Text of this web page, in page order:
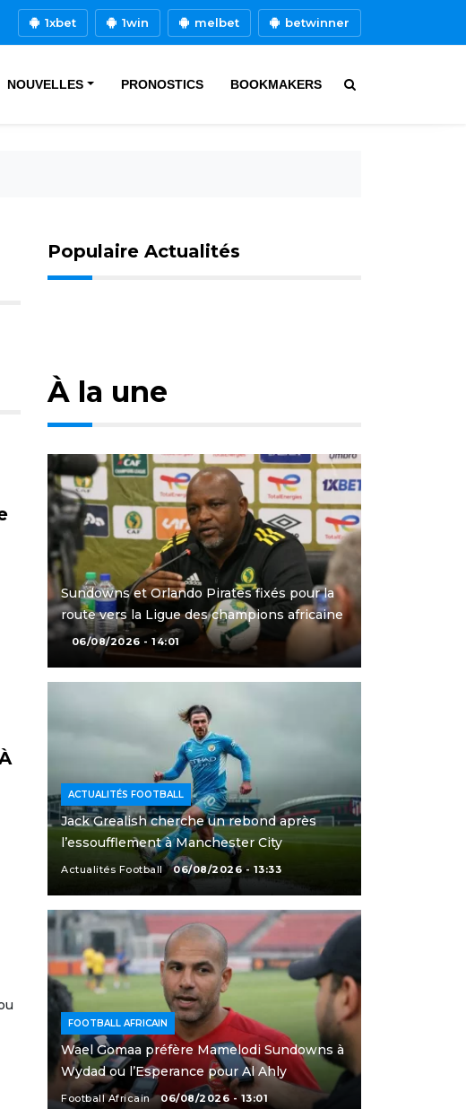
1xbet 1win melbet betwinner
NOUVELLES PRONOSTICS BOOKMAKERS
Populaire Actualités
À la une
Sundowns et Orlando Pirates fixés pour la
route vers la Ligue des champions africaine
06/08/2026 - 14:01
ACTUALITÉS FOOTBALL
Jack Grealish cherche un rebond après
l’essoufflement à Manchester City
Actualités Football 06/08/2026 - 13:33
FOOTBALL AFRICAIN
Wael Gomaa préfère Mamelodi Sundowns à
Wydad ou l’Esperance pour Al Ahly
Football Africain 06/08/2026 - 13:01